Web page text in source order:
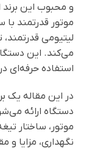
و محبوب این برند
موتور قدرتمند با
لیتیومی
می‌کند. این
استفاده حرفه‌ای
در این مقاله یک
دستگاه ارائه
موتور، ساختار
نگهداری، مزایا